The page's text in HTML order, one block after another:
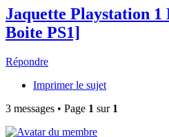
Jaquette Playstation
Boite PS1]
Répondre
Imprimer le sujet
3 messages • Page 1 sur 1